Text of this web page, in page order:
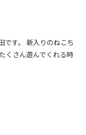
です。 新入りのねこち
くさん遊んでくれる時